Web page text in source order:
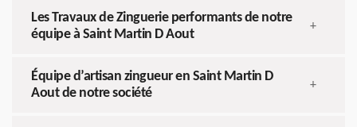
Les Travaux de Zinguerie performants de notre
équipe à Saint Martin D Aout
+
Équipe d’artisan zingueur en Saint Martin D
Aout de notre société
+